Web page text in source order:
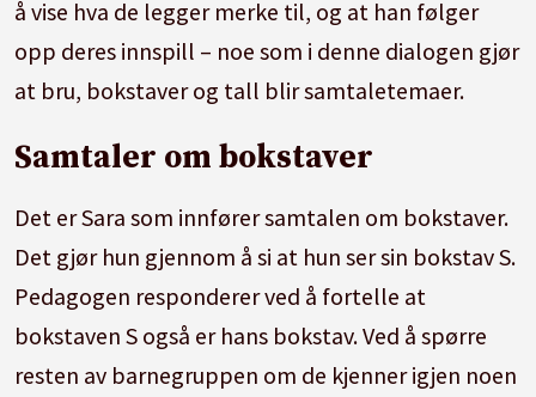
å vise hva de legger merke til, og at han følger
opp deres innspill – noe som i denne dialogen gjør
at bru, bokstaver og tall blir samtaletemaer.
Samtaler om bokstaver
Det er Sara som innfører samtalen om bokstaver.
Det gjør hun gjennom å si at hun ser sin bokstav S.
Pedagogen responderer ved å fortelle at
bokstaven S også er hans bokstav. Ved å spørre
resten av barnegruppen om de kjenner igjen noen